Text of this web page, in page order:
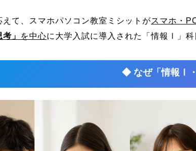
えて、スマホパソコン教室ミシットがスマホ・
」
を中心に大学入試に導入された「情報Ⅰ」科
◆ なぜ「情報Ⅰ